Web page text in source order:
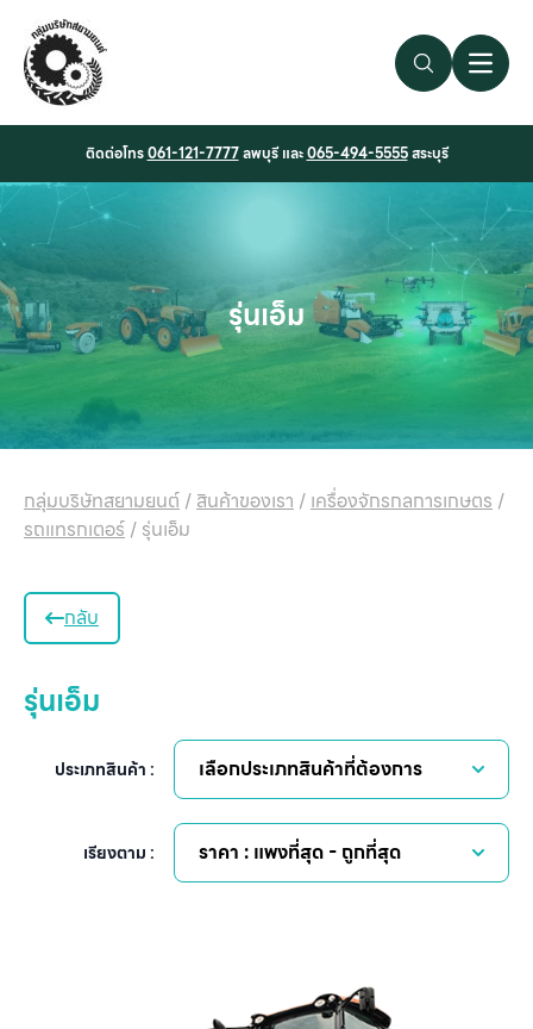
Search Link
Open
ติดต่อโทร061-121-7777ลพบุรี และ065-494-5555สระบุรี
รุ่นเอ็ม
กลุ่มบริษัทสยามยนต์ /สินค้าของเรา /เครื่องจักรกลการเกษตร /
รถแทรกเตอร์ / รุ่นเอ็ม
กลับ
รุ่นเอ็ม
ประเภทสินค้า : เลือกประเภทสินค้าที่ต้องการ
เรียงตาม : ราคา : แพงที่สุด - ถูกที่สุด